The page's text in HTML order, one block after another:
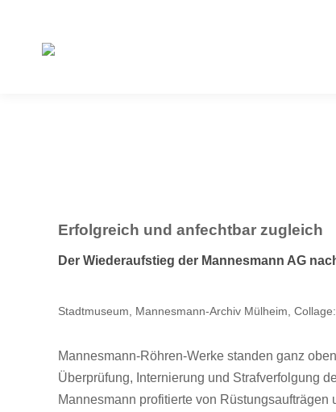
Erfolgreich und anfechtbar zugleich
Der Wiederaufstieg der Mannesmann AG
Stadtmuseum, Mannesmann-Archiv Mülheim,
Mannesmann-Röhren-Werke standen ganz
Überprüfung, Internierung und Strafverfolgung
Mannesmann profitierte von